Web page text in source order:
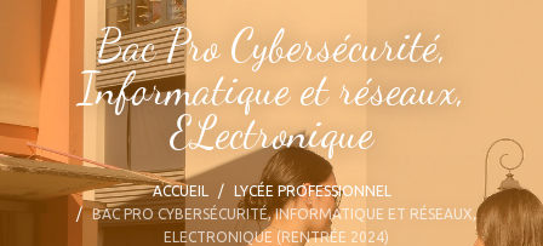
Bac Pro Cybersécurité,
Informatique et réseaux,
ELectronique
ACCUEIL
LYCÉE PROFESSIONNEL
BAC PRO CYBERSÉCURITÉ, INFORMATIQUE ET RÉSEAUX,
ELECTRONIQUE (RENTRÉE 2024)